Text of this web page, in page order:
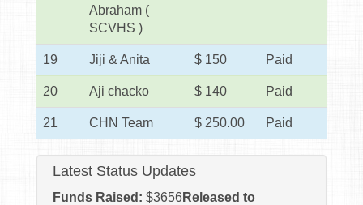
Abraham (
SCVHS )
19 Jiji & Anita $ 150 Paid
20 Aji chacko $ 140 Paid
21 CHN Team $ 250.00 Paid
Latest Status Updates
Funds Raised: $3656Released to